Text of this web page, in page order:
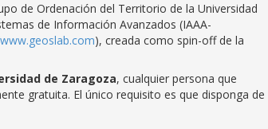
de Ordenación del Territorio de la Universidad
de Información Avanzados (IAAA-
), creada como spin-off de la
de Zaragoza, cualquier persona que
gratuita. El único requisito es que disponga de